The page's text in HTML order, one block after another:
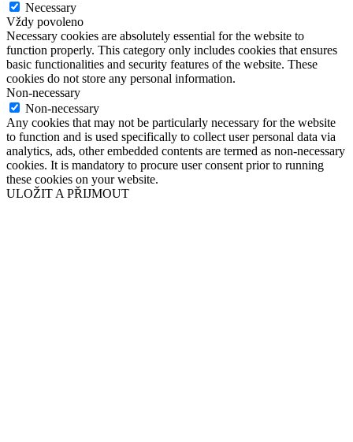
Necessary
Vždy povoleno
Necessary cookies are absolutely essential for the website to
function properly. This category only includes cookies that ensures
basic functionalities and security features of the website. These
cookies do not store any personal information.
Non-necessary
Non-necessary
Any cookies that may not be particularly necessary for the website
to function and is used specifically to collect user personal data via
analytics, ads, other embedded contents are termed as non-necessary
cookies. It is mandatory to procure user consent prior to running
these cookies on your website.
ULOŽIT A PŘIJMOUT